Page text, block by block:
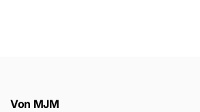
Von MJM